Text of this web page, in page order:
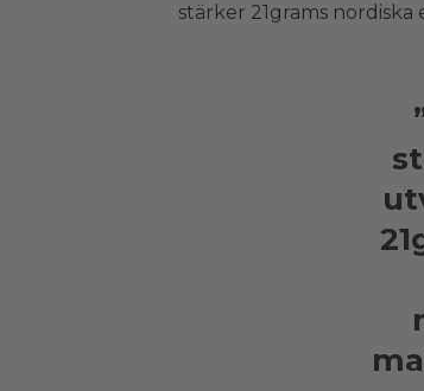
stärker 21grams nordiska